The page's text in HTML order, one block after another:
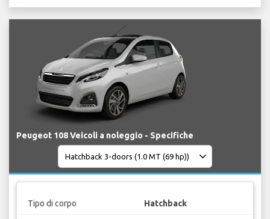
Peugeot 108 Veicoli a noleggio - Specifiche
Tipo di corpo Hatchback